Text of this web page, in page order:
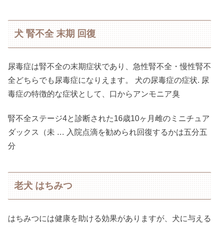
犬 腎不全 末期 回復
尿毒症は腎不全の末期症状であり、急性腎不全・慢性腎不
全どちらでも尿毒症になりえます。 犬の尿毒症の症状. 尿
毒症の特徴的な症状として、口からアンモニア臭
腎不全ステージ4と診断された16歳10ヶ月雌のミニチュア
ダックス（未 … 入院点滴を勧められ回復するかは五分五
分
老犬 はちみつ
はちみつには健康を助ける効果がありますが、犬に与える